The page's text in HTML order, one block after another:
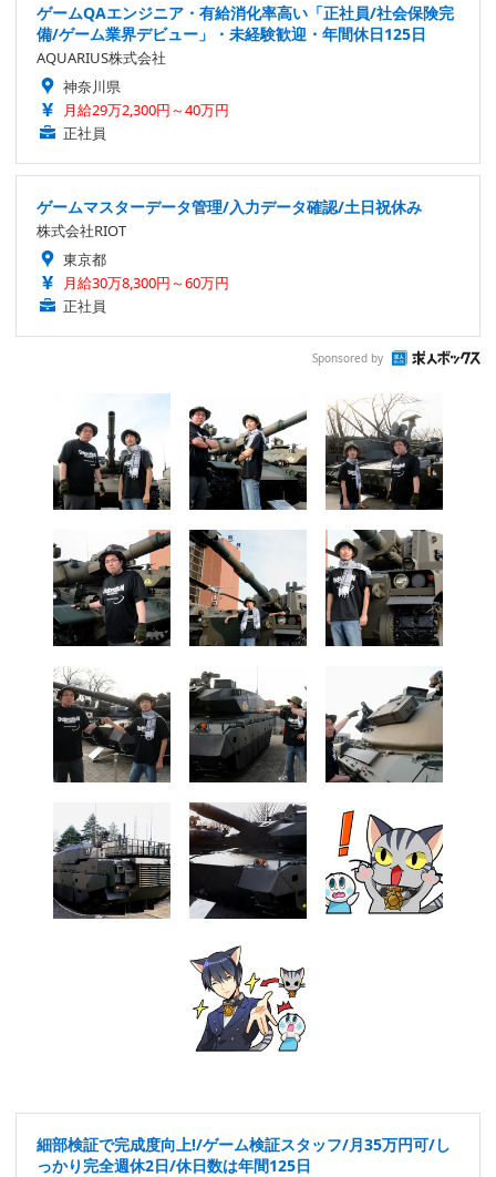
ゲームQAエンジニア・有給消化率高い「正社員/社会保険完
備/ゲーム業界デビュー」・未経験歓迎・年間休日125日
AQUARIUS株式会社
神奈川県
月給29万2,300円～40万円
正社員
ゲームマスターデータ管理/入力データ確認/土日祝休み
株式会社RIOT
東京都
月給30万8,300円～60万円
正社員
Sponsored by
細部検証で完成度向上!/ゲーム検証スタッフ/月35万円可/し
っかり完全週休2日/休日数は年間125日